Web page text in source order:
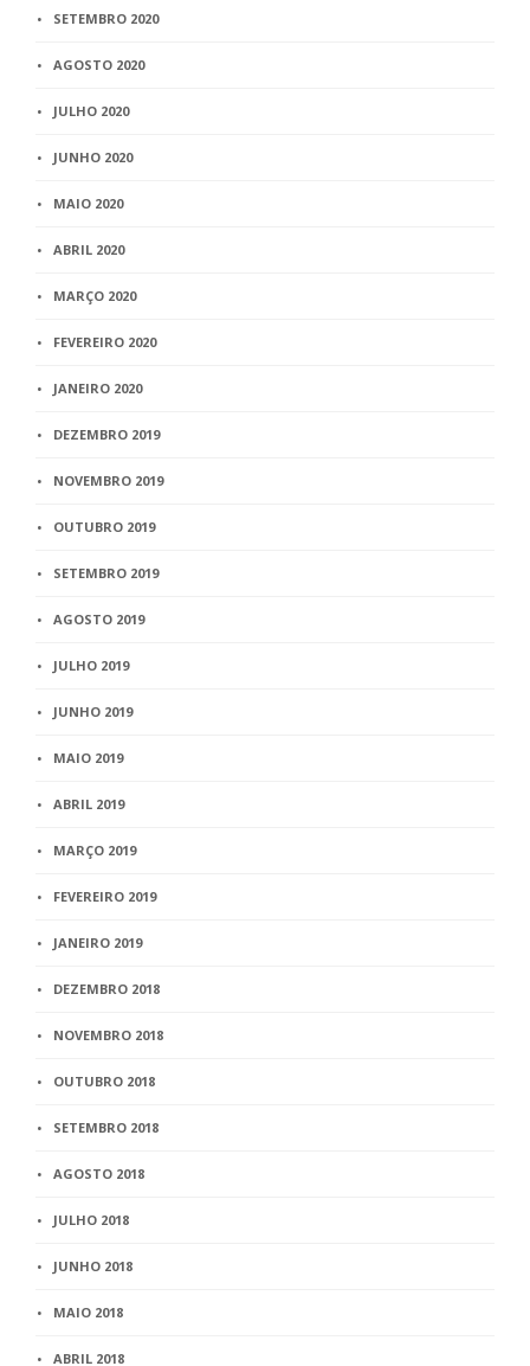
SETEMBRO 2020
AGOSTO 2020
JULHO 2020
JUNHO 2020
MAIO 2020
ABRIL 2020
MARÇO 2020
FEVEREIRO 2020
JANEIRO 2020
DEZEMBRO 2019
NOVEMBRO 2019
OUTUBRO 2019
SETEMBRO 2019
AGOSTO 2019
JULHO 2019
JUNHO 2019
MAIO 2019
ABRIL 2019
MARÇO 2019
FEVEREIRO 2019
JANEIRO 2019
DEZEMBRO 2018
NOVEMBRO 2018
OUTUBRO 2018
SETEMBRO 2018
AGOSTO 2018
JULHO 2018
JUNHO 2018
MAIO 2018
ABRIL 2018